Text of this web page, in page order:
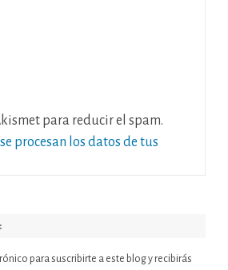
para reducir el spam.
procesan los datos de tus
para suscribirte a este blog y recibirás